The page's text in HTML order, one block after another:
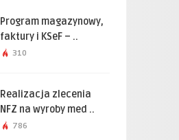
Program magazynowy,
faktury i KSeF – ..
310
Realizacja zlecenia
NFZ na wyroby med ..
786